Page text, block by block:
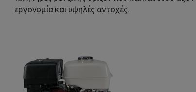
εργονομία και υψηλές αντοχές.